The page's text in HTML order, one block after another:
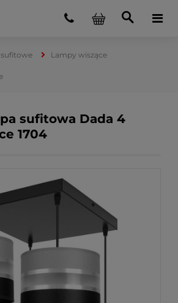
Lampy wiszące
sufitowa Dada 4
1704